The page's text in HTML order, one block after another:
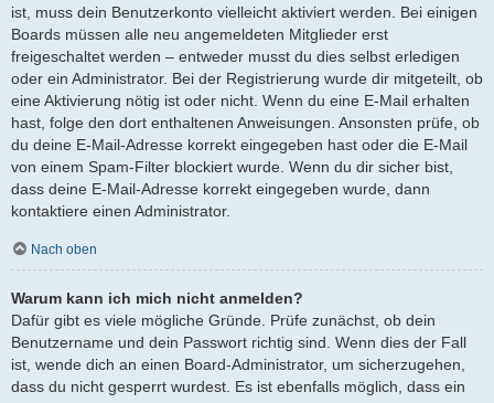
ist, muss dein Benutzerkonto vielleicht aktiviert werden. Bei einigen
Boards müssen alle neu angemeldeten Mitglieder erst
freigeschaltet werden – entweder musst du dies selbst erledigen
oder ein Administrator. Bei der Registrierung wurde dir mitgeteilt, ob
eine Aktivierung nötig ist oder nicht. Wenn du eine E-Mail erhalten
hast, folge den dort enthaltenen Anweisungen. Ansonsten prüfe, ob
du deine E-Mail-Adresse korrekt eingegeben hast oder die E-Mail
von einem Spam-Filter blockiert wurde. Wenn du dir sicher bist,
dass deine E-Mail-Adresse korrekt eingegeben wurde, dann
kontaktiere einen Administrator.
Nach oben
Warum kann ich mich nicht anmelden?
Dafür gibt es viele mögliche Gründe. Prüfe zunächst, ob dein
Benutzername und dein Passwort richtig sind. Wenn dies der Fall
ist, wende dich an einen Board-Administrator, um sicherzugehen,
dass du nicht gesperrt wurdest. Es ist ebenfalls möglich, dass ein